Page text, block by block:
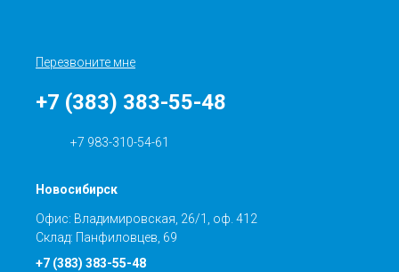
Перезвоните мне
+7 (383) 383-55-48
+7 983-310-54-61
Новосибирск
Офис: Владимировская, 26/1, оф. 412
Склад: Панфиловцев, 69
+7 (383) 383-55-48